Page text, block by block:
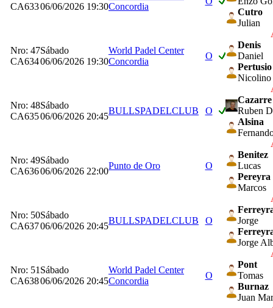
CA63306/06/2026 19:30Concordia
Cutro
Julian
Nro: 47
CA634
Sábado
06/06/2026 19:30
World Padel Center
Concordia
O
Denis
Daniel
Pertusio
Nicolino
Nro: 48
CA635
Sábado
06/06/2026 20:45
BULLSPADELCLUB O
Cazarre
Ruben
Alsina
Nro: 49
CA636
Sábado
06/06/2026 22:00
Punto de Oro O
Benitez
Lucas
Pereyra
Marcos
Nro: 50
CA637
Sábado
06/06/2026 20:45
BULLSPADELCLUB O
Jorge
Jorge
Nro: 51
CA638
Sábado
06/06/2026 20:45
World Padel Center
Concordia
O
Pont
Tomas
Burnaz
Juan